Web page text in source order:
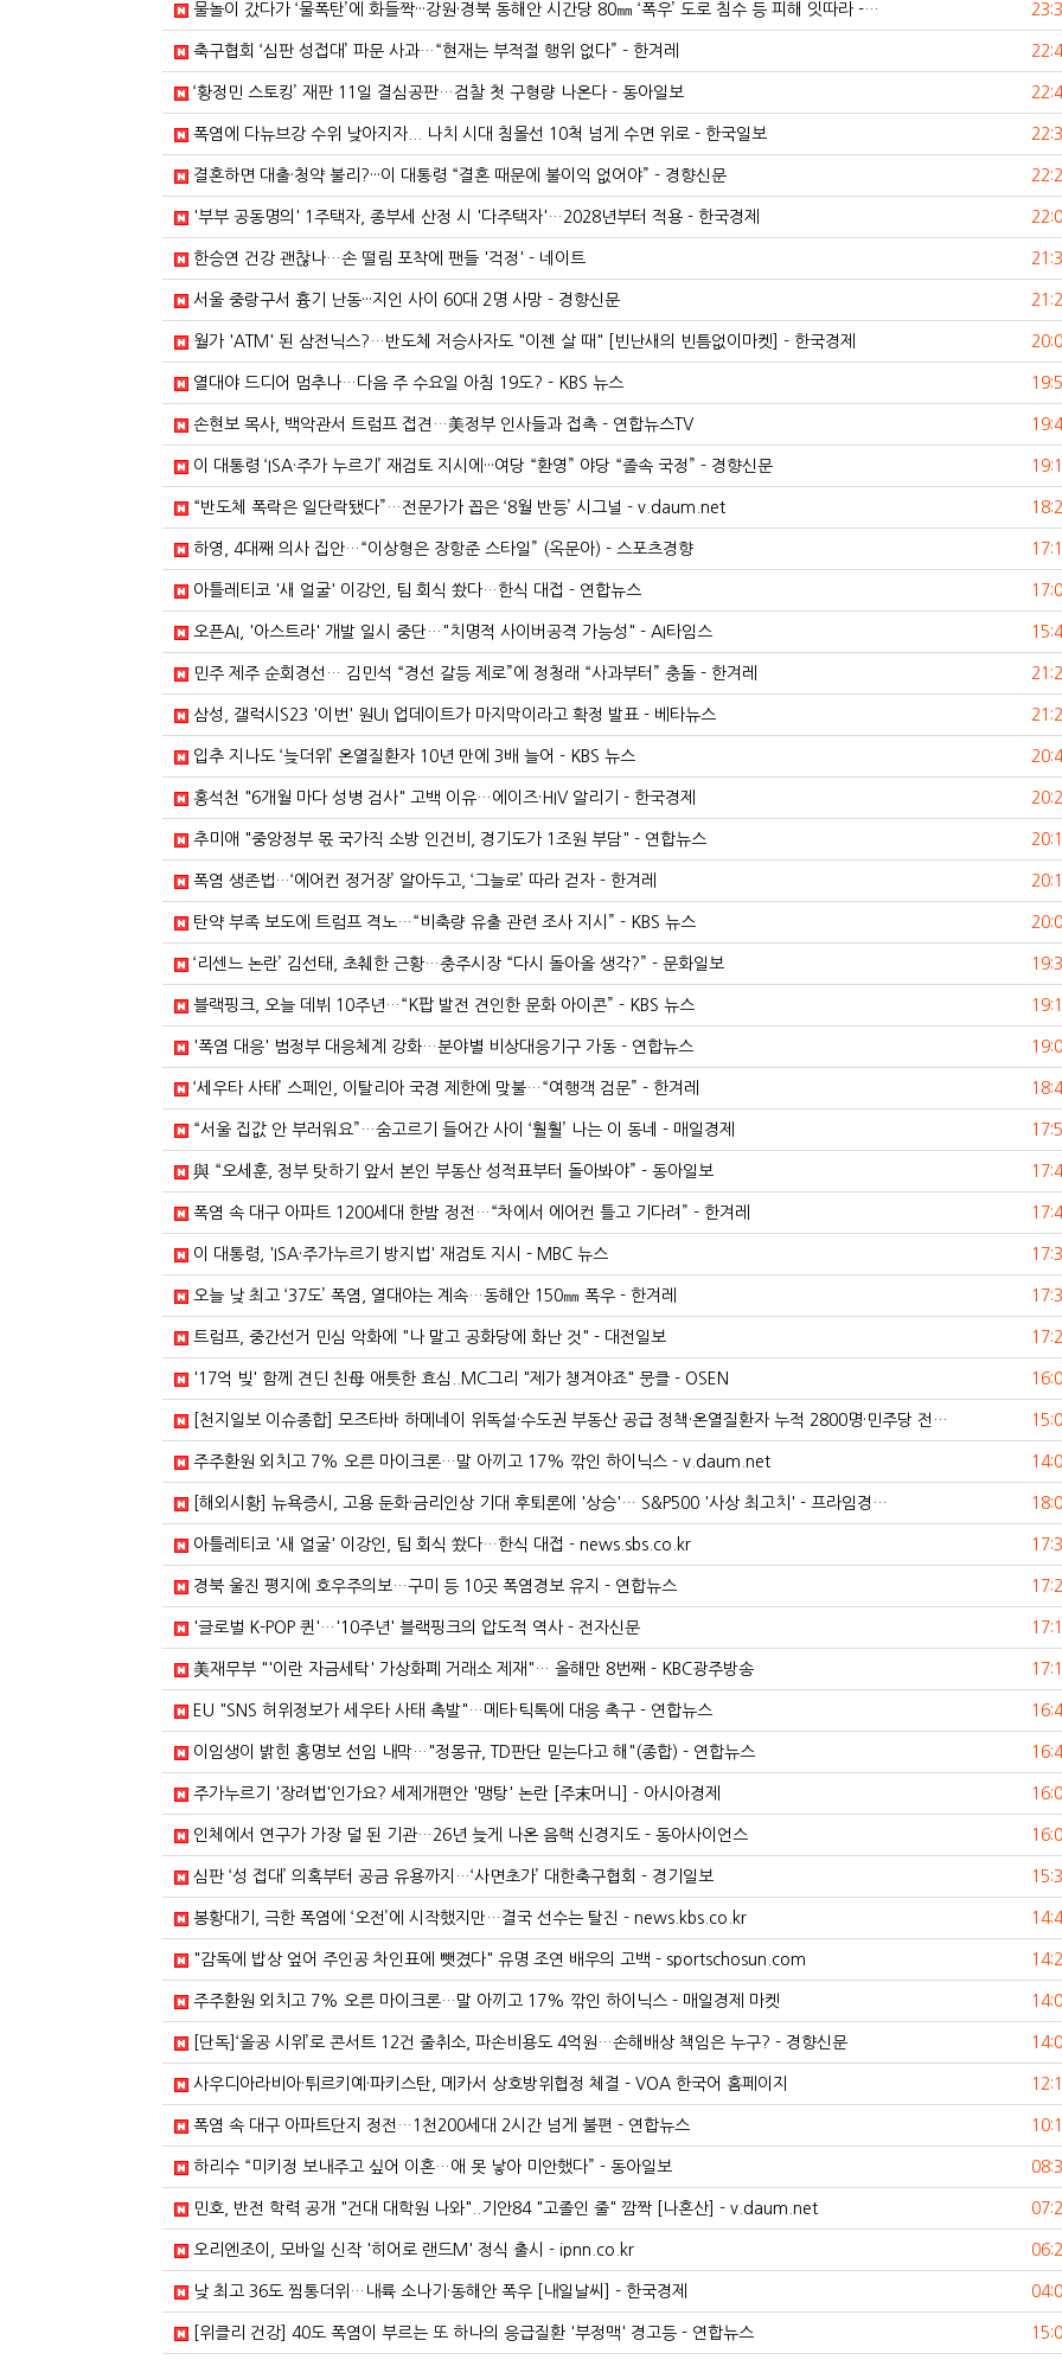
물놀이 갔다가 ‘물폭탄’에 화들짝···강원·경북 동해안 시간당 80㎜ ‘폭우’ 도로 침수 등 피해 잇따라 -…
축구협회 ‘심판 성접대’ 파문 사과…“현재는 부적절 행위 없다” - 한겨레
‘황정민 스토킹’ 재판 11일 결심공판…검찰 첫 구형량 나온다 - 동아일보
폭염에 다뉴브강 수위 낮아지자... 나치 시대 침몰선 10척 넘게 수면 위로 - 한국일보
결혼하면 대출·청약 불리?···이 대통령 “결혼 때문에 불이익 없어야” - 경향신문
'부부 공동명의' 1주택자, 종부세 산정 시 '다주택자'…2028년부터 적용 - 한국경제
한승연 건강 괜찮나…손 떨림 포착에 팬들 '걱정' - 네이트
서울 중랑구서 흉기 난동···지인 사이 60대 2명 사망 - 경향신문
월가 'ATM' 된 삼전닉스?…반도체 저승사자도 "이젠 살 때" [빈난새의 빈틈없이마켓] - 한국경제
열대야 드디어 멈추나…다음 주 수요일 아침 19도? - KBS 뉴스
손현보 목사, 백악관서 트럼프 접견…美정부 인사들과 접촉 - 연합뉴스TV
이 대통령 ‘ISA·주가 누르기’ 재검토 지시에···여당 “환영” 야당 “졸속 국정” - 경향신문
“반도체 폭락은 일단락됐다”…전문가가 꼽은 ‘8월 반등’ 시그널 - v.daum.net
하영, 4대째 의사 집안…“이상형은 장항준 스타일” (옥문아) - 스포츠경향
아틀레티코 '새 얼굴' 이강인, 팀 회식 쐈다…한식 대접 - 연합뉴스
오픈AI, '아스트라' 개발 일시 중단…"치명적 사이버공격 가능성" - AI타임스
민주 제주 순회경선… 김민석 “경선 갈등 제로”에 정청래 “사과부터” 충돌 - 한겨레
삼성, 갤럭시S23 '이번' 원UI 업데이트가 마지막이라고 확정 발표 - 베타뉴스
입추 지나도 ‘늦더위’ 온열질환자 10년 만에 3배 늘어 - KBS 뉴스
홍석천 "6개월 마다 성병 검사" 고백 이유…에이즈·HIV 알리기 - 한국경제
추미애 "중앙정부 몫 국가직 소방 인건비, 경기도가 1조원 부담" - 연합뉴스
폭염 생존법…‘에어컨 정거장’ 알아두고, ‘그늘로’ 따라 걷자 - 한겨레
탄약 부족 보도에 트럼프 격노…“비축량 유출 관련 조사 지시” - KBS 뉴스
‘리센느 논란’ 김선태, 초췌한 근황…충주시장 “다시 돌아올 생각?” - 문화일보
블랙핑크, 오늘 데뷔 10주년…“K팝 발전 견인한 문화 아이콘” - KBS 뉴스
'폭염 대응' 범정부 대응체계 강화…분야별 비상대응기구 가동 - 연합뉴스
‘세우타 사태’ 스페인, 이탈리아 국경 제한에 맞불…“여행객 검문” - 한겨레
“서울 집값 안 부러워요”…숨고르기 들어간 사이 ‘훨훨’ 나는 이 동네 - 매일경제
與 “오세훈, 정부 탓하기 앞서 본인 부동산 성적표부터 돌아봐야” - 동아일보
폭염 속 대구 아파트 1200세대 한밤 정전…“차에서 에어컨 틀고 기다려” - 한겨레
이 대통령, 'ISA·주가누르기 방지법' 재검토 지시 - MBC 뉴스
오늘 낮 최고 ‘37도’ 폭염, 열대야는 계속…동해안 150㎜ 폭우 - 한겨레
트럼프, 중간선거 민심 악화에 "나 말고 공화당에 화난 것" - 대전일보
'17억 빚' 함께 견딘 친母 애틋한 효심..MC그리 "제가 챙겨야죠" 뭉클 - OSEN
[천지일보 이슈종합] 모즈타바 하메네이 위독설·수도권 부동산 공급 정책·온열질환자 누적 2800명·민주당 전…
주주환원 외치고 7% 오른 마이크론…말 아끼고 17% 깎인 하이닉스 - v.daum.net
[해외시황] 뉴욕증시, 고용 둔화·금리인상 기대 후퇴론에 '상승'… S&P500 '사상 최고치' - 프라임경…
아틀레티코 '새 얼굴' 이강인, 팀 회식 쐈다…한식 대접 - news.sbs.co.kr
경북 울진 평지에 호우주의보…구미 등 10곳 폭염경보 유지 - 연합뉴스
'글로벌 K-POP 퀸'…'10주년' 블랙핑크의 압도적 역사 - 전자신문
美재무부 "'이란 자금세탁' 가상화폐 거래소 제재"… 올해만 8번째 - KBC광주방송
EU "SNS 허위정보가 세우타 사태 촉발"…메타·틱톡에 대응 촉구 - 연합뉴스
이임생이 밝힌 홍명보 선임 내막…"정몽규, TD판단 믿는다고 해"(종합) - 연합뉴스
주가누르기 '장려법'인가요? 세제개편안 '맹탕' 논란 [주末머니] - 아시아경제
인체에서 연구가 가장 덜 된 기관…26년 늦게 나온 음핵 신경지도 - 동아사이언스
심판 ‘성 접대’ 의혹부터 공금 유용까지…‘사면초가’ 대한축구협회 - 경기일보
봉황대기, 극한 폭염에 ‘오전’에 시작했지만…결국 선수는 탈진 - news.kbs.co.kr
"감독에 밥상 엎어 주인공 차인표에 뺏겼다" 유명 조연 배우의 고백 - sportschosun.com
주주환원 외치고 7% 오른 마이크론…말 아끼고 17% 깎인 하이닉스 - 매일경제 마켓
[단독]‘올공 시위’로 콘서트 12건 줄취소, 파손비용도 4억원…손해배상 책임은 누구? - 경향신문
사우디아라비아·튀르키예·파키스탄, 메카서 상호방위협정 체결 - VOA 한국어 홈페이지
폭염 속 대구 아파트단지 정전…1천200세대 2시간 넘게 불편 - 연합뉴스
하리수 “미키정 보내주고 싶어 이혼…애 못 낳아 미안했다” - 동아일보
민호, 반전 학력 공개 "건대 대학원 나와"..기안84 "고졸인 줄" 깜짝 [나혼산] - v.daum.net
오리엔조이, 모바일 신작 '히어로 랜드M' 정식 출시 - ipnn.co.kr
낮 최고 36도 찜통더위…내륙 소나기·동해안 폭우 [내일날씨] - 한국경제
[위클리 건강] 40도 폭염이 부르는 또 하나의 응급질환 '부정맥' 경고등 - 연합뉴스